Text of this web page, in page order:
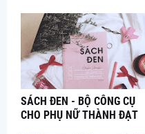
SÁCH ĐEN - BỘ CÔNG CỤ
CHO PHỤ NỮ THÀNH ĐẠT